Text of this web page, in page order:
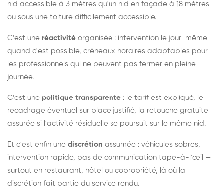
nid accessible à 3 mètres qu'un nid en façade à 18 mètres
ou sous une toiture difficilement accessible.
C'est une réactivité organisée : intervention le jour-même
quand c'est possible, créneaux horaires adaptables pour
les professionnels qui ne peuvent pas fermer en pleine
journée.
C'est une politique transparente : le tarif est expliqué, le
recadrage éventuel sur place justifié, la retouche gratuite
assurée si l'activité résiduelle se poursuit sur le même nid.
Et c'est enfin une discrétion assumée : véhicules sobres,
intervention rapide, pas de communication tape-à-l'œil —
surtout en restaurant, hôtel ou copropriété, là où la
discrétion fait partie du service rendu.